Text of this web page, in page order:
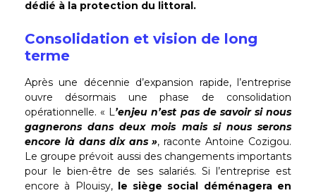
dédié à la protection du littoral.
Consolidation et vision de long
terme
Après une décennie d’expansion rapide, l’entreprise
ouvre désormais une phase de consolidation
opérationnelle. « L’enjeu n’est pas de savoir si nous
gagnerons dans deux mois mais si nous serons
encore là dans dix ans », raconte Antoine Cozigou.
Le groupe prévoit aussi des changements importants
pour le bien-être de ses salariés. Si l’entreprise est
encore à Plouisy, le siège social déménagera en